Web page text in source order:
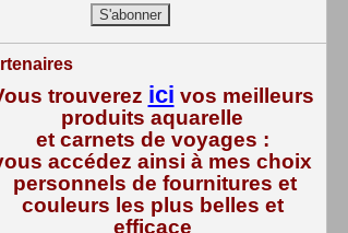
trouverez ici vos meilleurs
produits aquarelle
et carnets de voyages :
accédez ainsi à mes choix
personnels de fournitures et
couleurs les plus belles et
efficace